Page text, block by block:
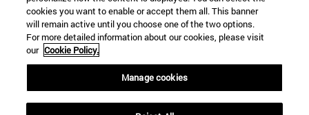
cookies you want to enable or accept them all. This banner
will remain active until you choose one of the two options.
For more detailed information about our cookies, please visit
our Cookie Policy.
Manage cookies